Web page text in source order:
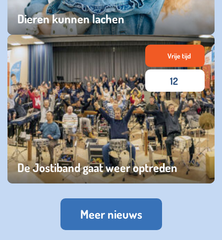
Dieren kunnen lachen
zaterdag 13 januari 2024
De Jostiband gaat weer optreden
Vrije tijd
12
Meer nieuws